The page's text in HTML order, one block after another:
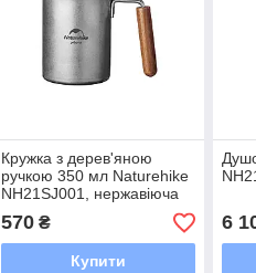
Кружка з дерев'яною
ручкою 350 мл Naturehike
NH21SJ001, нержавіюча
сталь
570₴
Купити
6